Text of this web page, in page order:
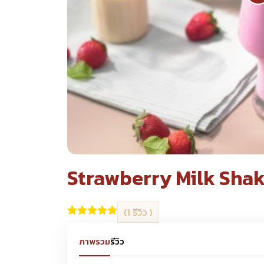
Strawberry Milk
(1 รีวิว )
ภาพรวมรีวิว